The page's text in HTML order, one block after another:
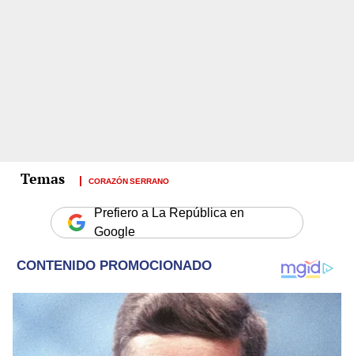
CORAZÓN SERRANO
Prefiero a La República en
Google